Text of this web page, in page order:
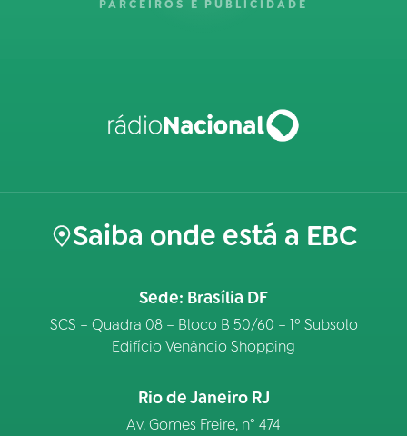
PARCEIROS E PUBLICIDADE
Saiba onde está a EBC
Sede: Brasília DF
SCS – Quadra 08 – Bloco B 50/60 – 1º Subsolo
Edifício Venâncio Shopping
Rio de Janeiro RJ
Av. Gomes Freire, n° 474